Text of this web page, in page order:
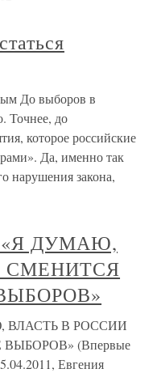
До выборов в
Точнее, до
которое российские
Да, именно так
нарушения закона,
«Я ДУМАЮ,
СМЕНИТСЯ
ВЛАСТЬ В РОССИИ
(Впервые
Евгения